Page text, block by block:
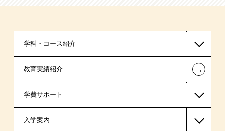
学科・コース紹介
情報IT系
医療事務系
教育実績紹介 ←
学費サポート
高等教育の修学支援新制度
入学案内